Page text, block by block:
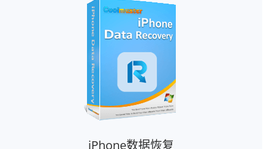
iPhone数据恢复